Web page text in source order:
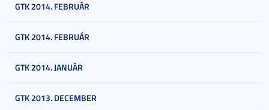
GTK 2014. FEBRUÁR
GTK 2014. FEBRUÁR
GTK 2014. JANUÁR
GTK 2013. DECEMBER